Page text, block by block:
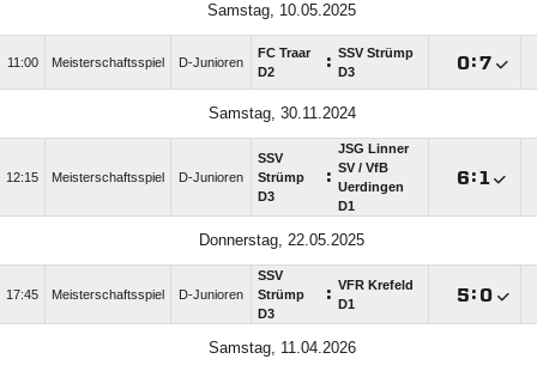
Samstag, 10.05.2025
11:00 Meisterschaftsspiel D-Junioren
FC Traar
D2
: SSV Strümp
D3
:
Samstag, 30.11.2024
12:15 Meisterschaftsspiel D-Junioren
SSV
Strümp
D3
:
JSG Linner
SV /​ VfB
Uerdingen
D1
:
Donnerstag, 22.05.2025
17:45 Meisterschaftsspiel D-Junioren
SSV
Strümp
D3
: VFR Krefeld
D1
: 
Samstag, 11.04.2026